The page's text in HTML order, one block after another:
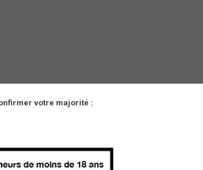
Presse
Innovations
votre majorité :